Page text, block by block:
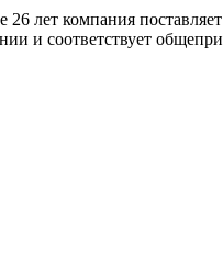
лет компания
и соответствует